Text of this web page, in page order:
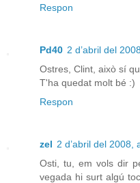
Respon
Pd40 2 d’abril del
Ostres, Clint, això sí
T'ha quedat molt bé :)
Respon
zel 2 d’abril del 2008,
Osti, tu, em vols dir
vegada hi surt algú